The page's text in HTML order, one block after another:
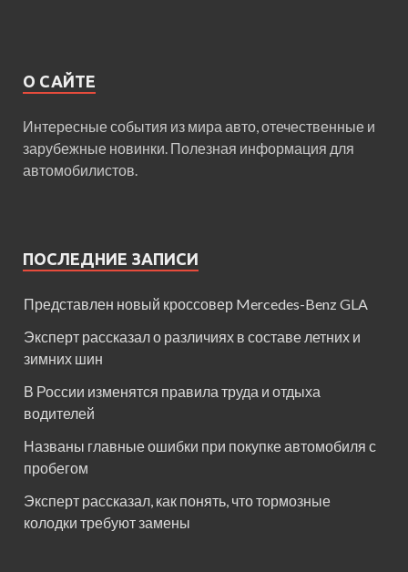
О САЙТЕ
Интересные события из мира авто, отечественные и
зарубежные новинки. Полезная информация для
автомобилистов.
ПОСЛЕДНИЕ ЗАПИСИ
Представлен новый кроссовер Mercedes-Benz GLA
Эксперт рассказал о различиях в составе летних и
зимних шин
В России изменятся правила труда и отдыха
водителей
Названы главные ошибки при покупке автомобиля с
пробегом
Эксперт рассказал, как понять, что тормозные
колодки требуют замены